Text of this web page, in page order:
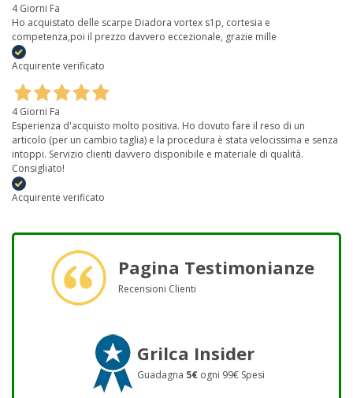
4 Giorni Fa
Ho acquistato delle scarpe Diadora vortex s1p, cortesia e
competenza,poi il prezzo davvero eccezionale, grazie mille
Acquirente verificato
4 Giorni Fa
Esperienza d'acquisto molto positiva. Ho dovuto fare il reso di un
articolo (per un cambio taglia) e la procedura è stata velocissima e senza
intoppi. Servizio clienti davvero disponibile e materiale di qualità.
Consigliato!
Acquirente verificato
Pagina Testimonianze
Recensioni Clienti
Grilca Insider
Guadagna 5€ ogni 99€ Spesi